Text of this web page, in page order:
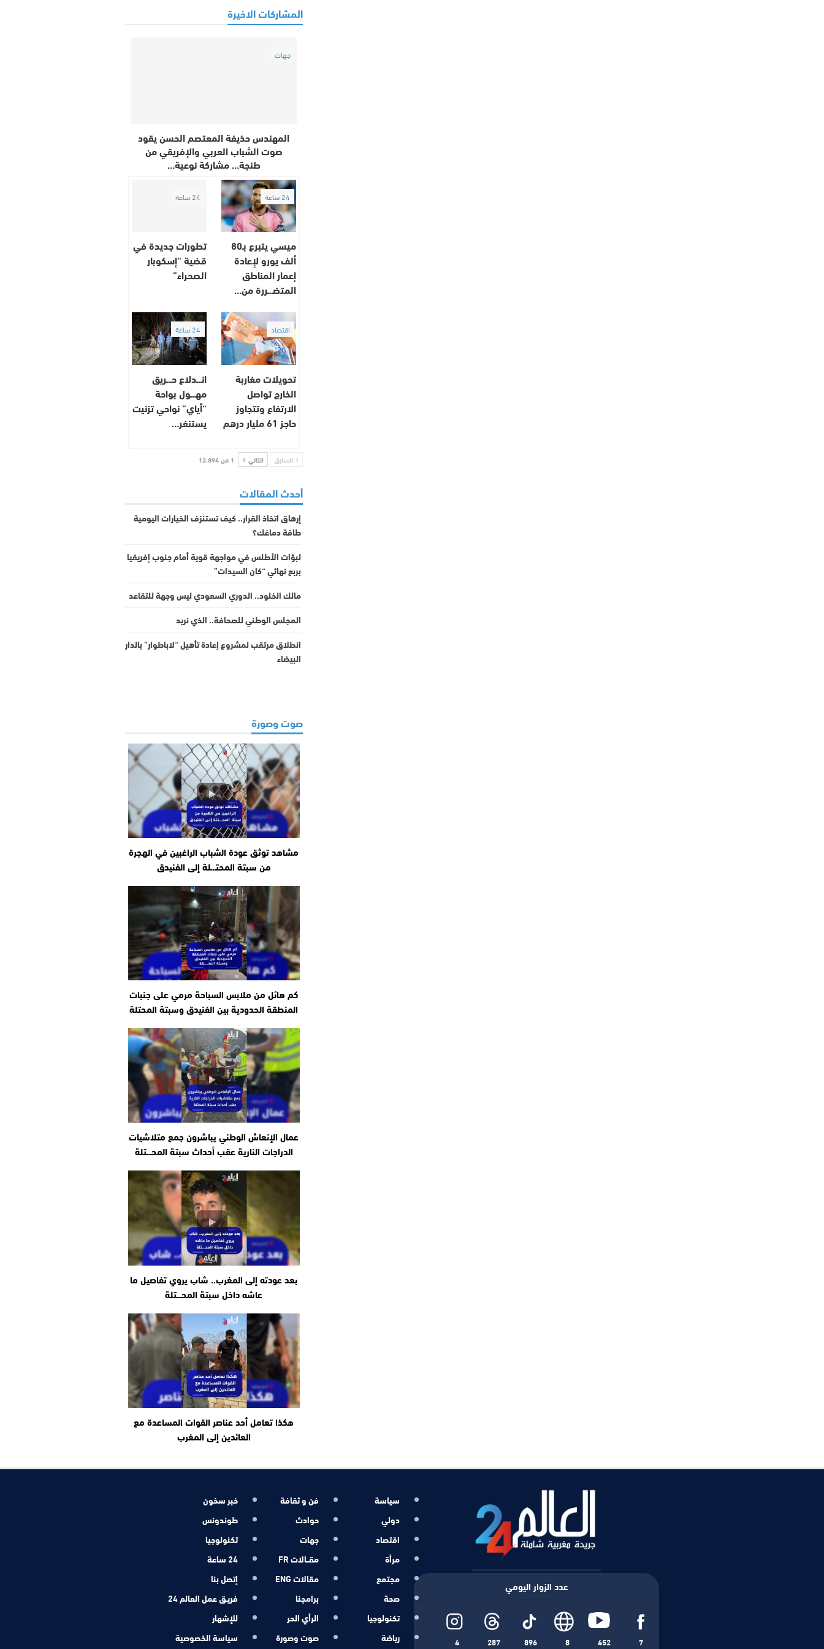
المشاركات الاخيرة
جهات
المهندس حذيفة المعتصم الحسن يقود
صوت الشباب العربي والإفريقي من
طنجة… مشاركة نوعية…
24 ساعة
ميسي يتبرع بـ80
ألف يورو لإعادة
إعمار المناطق
المتضـ.ـررة من…
24 ساعة
تطورات جديدة في
قضية “إسكوبار
الصحراء”
اقتصاد
تحويلات مغاربة
الخارج تواصل
الارتفاع وتتجاوز
حاجز 61 مليار درهم
24 ساعة
انـ.ـدلاع حـ.ـريق
مهـ.ـول بواحة
“أياي” نواحي تزنيت
يستنفر…
السابق التالي 1 من 12٬894
أحدث المقالات
إرهاق اتخاذ القرار.. كيف تستنزف الخيارات اليومية
طاقة دماغك؟
لبؤات الأطلس في مواجهة قوية أمام جنوب إفريقيا
بربع نهائي “كان السيدات”
مالك الخلود.. الدوري السعودي ليس وجهة للتقاعد
المجلس الوطني للصحافة.. الذي نريد
انطلاق مرتقب لمشروع إعادة تأهيل “لاباطوار” بالدار
البيضاء
صوت وصورة
مشاهد توثق عودة الشباب الراغبين في الهجرة
من سبتة المحتـ.ـلة إلى الفنيدق
كم هائل من ملابس السباحة مرمي على جنبات
المنطقة الحدودية بين الفنيدق وسبتة المحتلة
عمال الإنعاش الوطني يباشرون جمع متلاشيات
الدراجات النارية عقب أحداث سبتة المحـ.ـتلة
بعد عودته إلى المغرب.. شاب يروي تفاصيل ما
عاشه داخل سبتة المحـ.ـتلة
هكذا تعامل أحد عناصر القوات المساعدة مع
العائدين إلى المغرب
عدد الزوار اليومي
7
452
8
896
287
4
سياسة
دولي
اقتصاد
مرأة
مجتمع
صحة
تكنولوجيا
رياضة
فن و ثقافة
حوادث
جهات
مقــالات FR
مقالات ENG
برامجنا
الرأي الحر
صوت وصورة
خبر سخون
طوندونس
تكنولوجيا
24 ساعة
إتصل بنا
فريـق عمل العالم 24
للإشهار
سياسة الخصوصية